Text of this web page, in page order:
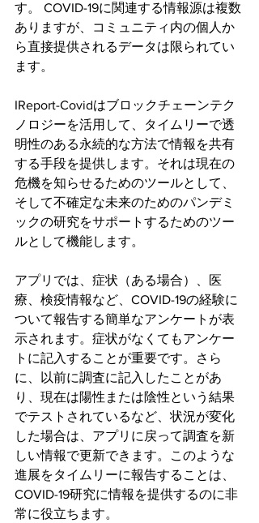
す。 COVID-19に関連する情報源は複数
ありますが、コミュニティ内の個人か
ら直接提供されるデータは限られてい
ます。
IReport-Covidはブロックチェーンテク
ノロジーを活用して、タイムリーで透
明性のある永続的な方法で情報を共有
する手段を提供します。それは現在の
危機を知らせるためのツールとして、
そして不確定な未来のためのパンデミ
ックの研究をサポートするためのツー
ルとして機能します。
アプリでは、症状（ある場合）、医
療、検疫情報など、COVID-19の経験に
ついて報告する簡単なアンケートが表
示されます。症状がなくてもアンケー
トに記入することが重要です。さら
に、以前に調査に記入したことがあ
り、現在は陽性または陰性という結果
でテストされているなど、状況が変化
した場合は、アプリに戻って調査を新
しい情報で更新できます。このような
進展をタイムリーに報告することは、
COVID-19研究に情報を提供するのに非
常に役立ちます。